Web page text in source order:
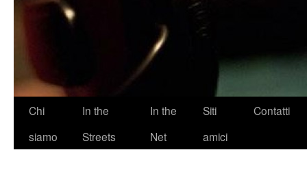
Saltar
Chi
siamo
In the
Streets
In the
Net
Siti
amici
Contatti